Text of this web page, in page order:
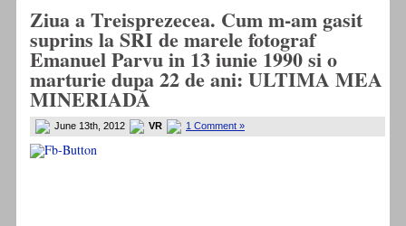
Ziua a Treisprezecea. Cum m-am gasit
suprins la SRI de marele fotograf
Emanuel Parvu in 13 iunie 1990 si o
marturie dupa 22 de ani: ULTIMA MEA
MINERIADĂ
June 13th, 2012 VR 1 Comment »